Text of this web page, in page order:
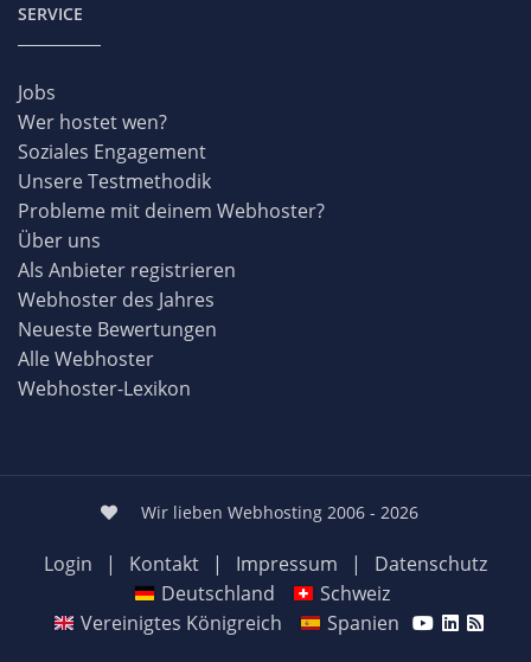
SERVICE
Jobs
Wer hostet wen?
Soziales Engagement
Unsere Testmethodik
Probleme mit deinem Webhoster?
Über uns
Als Anbieter registrieren
Webhoster des Jahres
Neueste Bewertungen
Alle Webhoster
Webhoster-Lexikon
Wir lieben Webhosting 2006 - 2026
Login | Kontakt | Impressum |
Datenschutz
Deutschland
Schweiz
Vereinigtes Königreich
Spanien